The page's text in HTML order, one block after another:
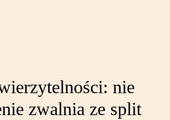
nie
zwalnia ze split